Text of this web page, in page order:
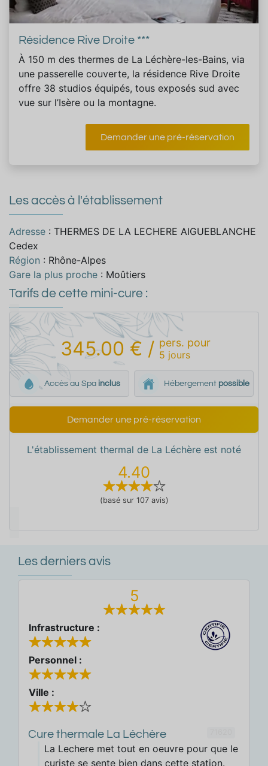
Résidence Rive Droite ***
À 150 m des thermes de La Léchère-les-Bains, via
une passerelle couverte, la résidence Rive Droite
offre 38 studios équipés, tous exposés sud avec
vue sur l’Isère ou la montagne.
Demander une pré-réservation
Les accès à l'établissement
Adresse : THERMES DE LA LECHERE AIGUEBLANCHE
Cedex
Région : Rhône-Alpes
Gare la plus proche : Moûtiers
Tarifs de cette mini-cure :
345.00 € / pers. pour
5 jours
Accès au Spa inclus Hébergement possible
Demander une pré-réservation
L'établissement thermal de La Léchère est noté
4.40
(basé sur 107 avis)
Les derniers avis
5
Infrastructure :
Personnel :
Ville :
Cure thermale La Léchère
La Lechere met tout en oeuvre pour que le
curiste se sente bien dans cette station.